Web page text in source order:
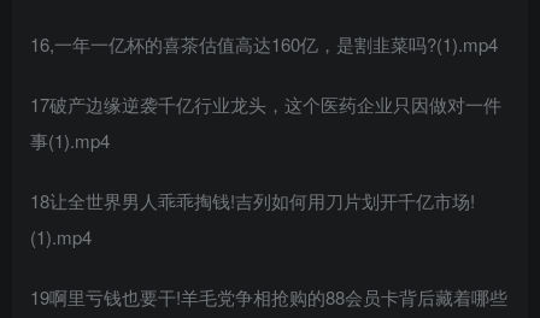
16,一年一亿杯的喜茶估值高达160亿，是割韭菜吗?(1).mp4
17破产边缘逆袭千亿行业龙头，这个医药企业只因做对一件
事(1).mp4
18让全世界男人乖乖掏钱!吉列如何用刀片划开千亿市场!
(1).mp4
19啊里亏钱也要干!羊毛党争相抢购的88会员卡背后藏着哪些